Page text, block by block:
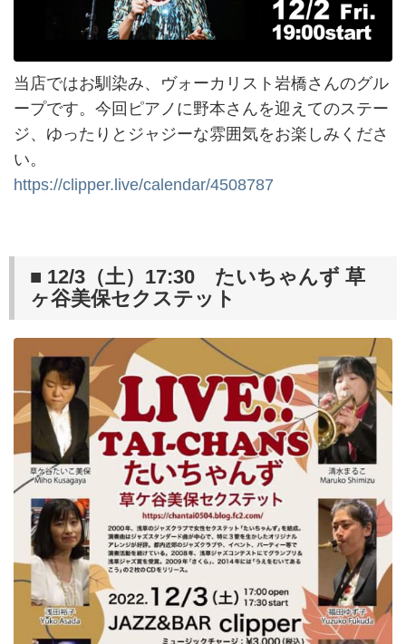
当店ではお馴染み、ヴォーカリスト岩橋さんのグル
ープです。今回ピアノに野本さんを迎えてのステー
ジ、ゆったりとジャジーな雰囲気をお楽しみくださ
い。
https://clipper.live/calendar/4508787
■ 12/3（土）17:30 たいちゃんず 草
ヶ谷美保セクステット